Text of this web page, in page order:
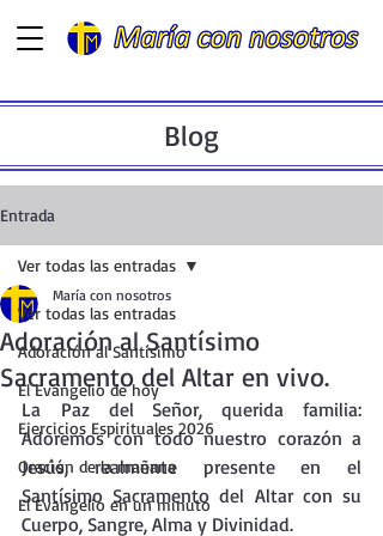
Blog
Entrada
Ver todas las entradas
Adoración al Santísimo
El Evangelio de hoy
Ejercicios Espirituales 2026
Oración de la mañana
El Evangelio en un minuto
Ver todas las entradas
Adoración al Santísimo
Sacramento del Altar en vivo.
María con nosotros
La Paz del Señor, querida familia:
Adoremos con todo nuestro corazón a
Jesús, realmente presente en el
Santísimo Sacramento del Altar con su
Cuerpo, Sangre, Alma y Divinidad.